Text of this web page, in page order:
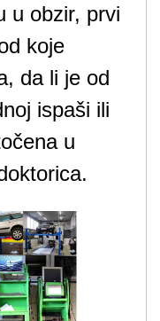
u obzir, prvi
koje
da li je od
ispaši ili
u